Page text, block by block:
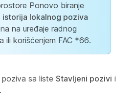
Ponovo biranje
istorija lokalnog poziva
na uređaje radnog
ili korišćenjem FAC *66.
sa liste Stavljeni pozivi i
.